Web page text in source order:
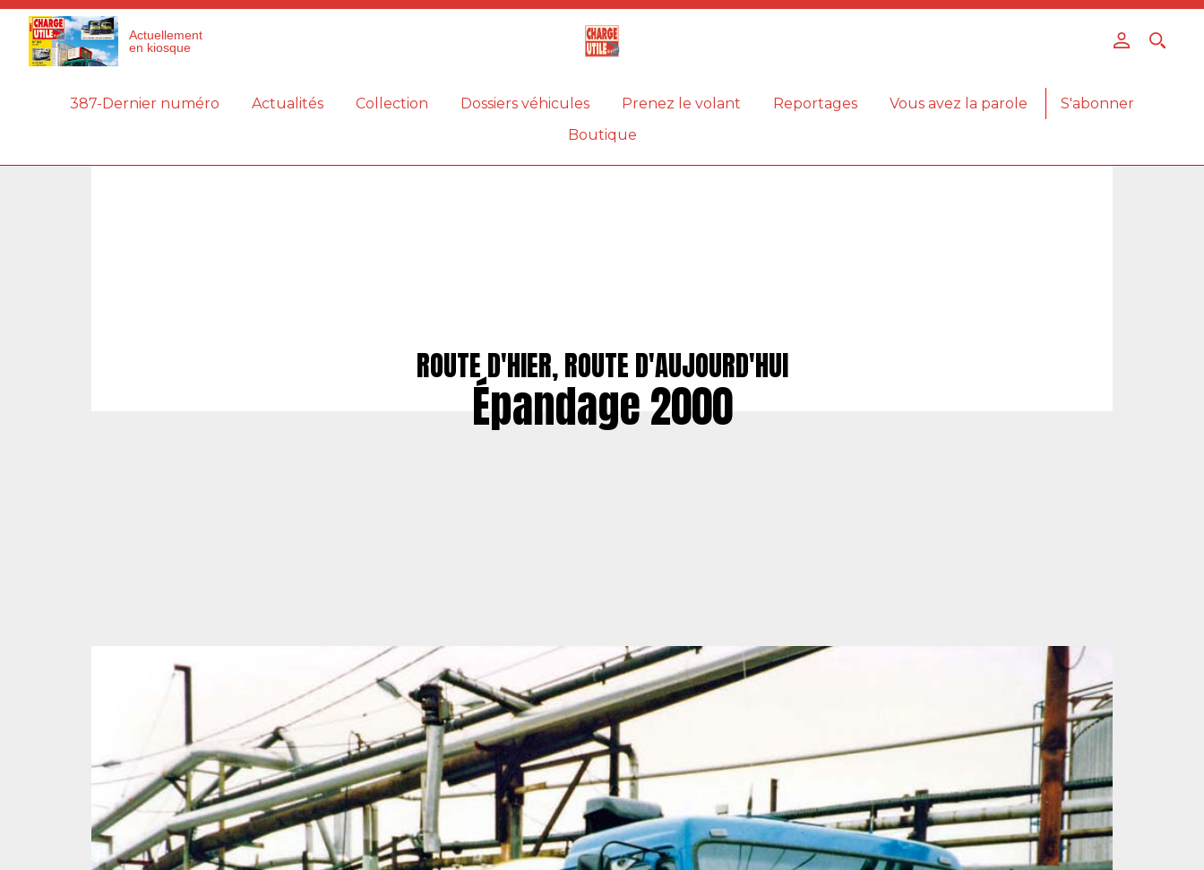
Actuellement
en kiosque
387-Dernier numéro Actualités Collection Dossiers véhicules Prenez le volant Reportages Vous avez la parole
S'abonner
Boutique
ROUTE D'HIER, ROUTE D'AUJOURD'HUI
Épandage 2000
Panneau de gestion des cookies